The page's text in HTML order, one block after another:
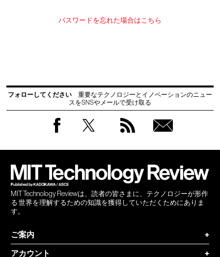
パスワードを忘れた場合はこちら
フォローしてください
重要なテクノロジーとイノベーションのニュー
スをSNSやメールで受け取る
MIT Technology Reviewは、読者の皆さまに、テクノロジーが形作
る 世界を理解するための知識を獲得していただくためにありま
す。
ご案内
+
アカウント
+